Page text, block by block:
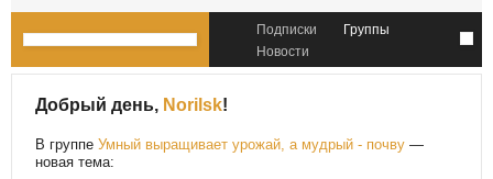
Подписки
Группы
Новости
Добрый день, Norilsk!
В группеУмный выращивает урожай, а мудрый - почву —
новая тема: